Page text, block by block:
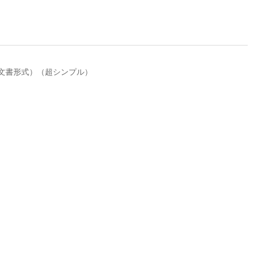
形式）（超シンプル）